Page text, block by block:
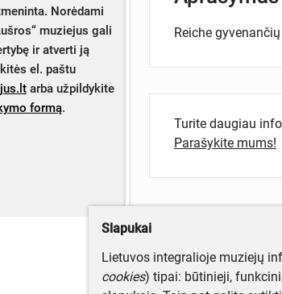
Norėdami
muziejus gali
ir atverti ją
el. paštu
arba užpildykite
formą.
Reiche
Turite daugiau
Parašykite mums!
Slapukai
Lietuvos integralioje muziejų
cookies) tipai: būtinieji,